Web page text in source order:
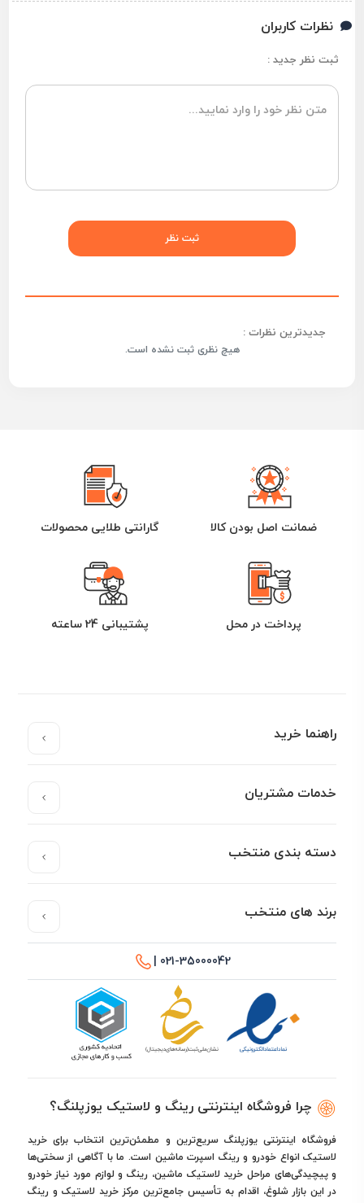
نظرات کاربران
ثبت نظر جدید :
جدیدترین نظرات :
هیچ نظری ثبت نشده است.
ضمانت اصل بودن کالا گارانتی طلایی محصولات
پرداخت در محل پشتیبانی 24 ساعته
راهنما خرید
خدمات مشتریان
دسته بندی منتخب
برند های منتخب
021-35000042 |
چرا فروشگاه اینترنتی رینگ و لاستیک یوزپلنگ؟
فروشگاه اینترنتی یوزپلنگ سریع‌ترین و مطمئن‌ترین انتخاب برای خرید
لاستیک انواع خودرو و رینگ اسپرت ماشین است. ما با آگاهی از سختی‌ها
و پیچیدگی‌های مراحل خرید لاستیک ماشین، رینگ و لوازم مورد نیاز خودرو
در این بازار شلوغ، اقدام به تأسیس جامع‌ترین مرکز خرید لاستیک و رینگ